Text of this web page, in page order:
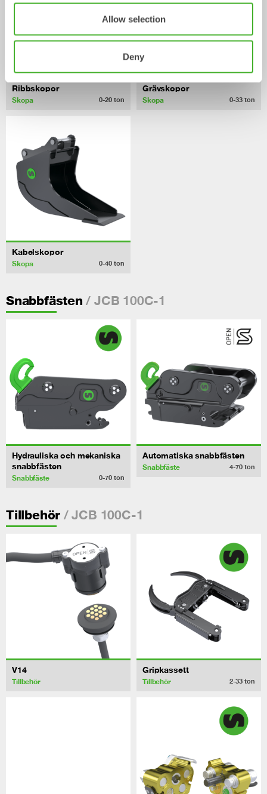
Allow selection
Deny
Ribbskopor
Skopa 0-20 ton
Grävskopor
Skopa 0-33 ton
Kabelskopor
Skopa 0-40 ton
Snabbfästen / JCB 100C-1
Hydrauliska och mekaniska
snabbfästen
Snabbfäste 0-70 ton
Automatiska snabbfästen
Snabbfäste 4-70 ton
Tillbehör / JCB 100C-1
V14
Tillbehör
Gripkassett
Tillbehör 2-33 ton